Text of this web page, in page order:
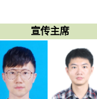
宣传主席